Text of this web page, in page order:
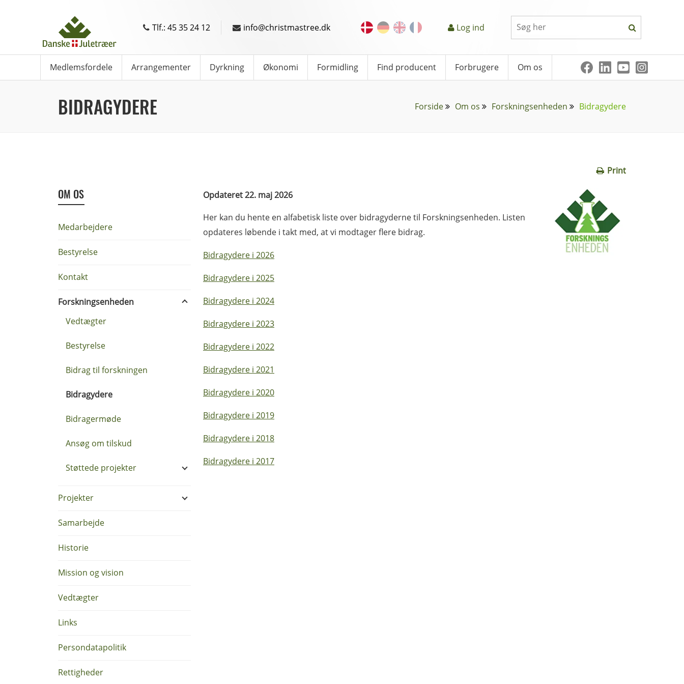
Tlf.: 45 35 24 12 info@christmastree.dk Log ind
Medlemsfordele Arrangementer Dyrkning Økonomi Formidling Find producent Forbrugere Om os
BIDRAGYDERE Forside Om os Forskningsenheden Bidragydere
Print
OM OS
Medarbejdere
Bestyrelse
Kontakt
Forskningsenheden
Vedtægter
Bestyrelse
Bidrag til forskningen
Bidragydere
Bidragermøde
Ansøg om tilskud
Støttede projekter
Projekter
Samarbejde
Historie
Mission og vision
Vedtægter
Links
Persondatapolitik
Rettigheder
Opdateret 22. maj 2026
Her kan du hente en alfabetisk liste over bidragyderne til Forskningsenheden. Listen
opdateres løbende i takt med, at vi modtager flere bidrag.
Bidragydere i 2026
Bidragydere i 2025
Bidragydere i 2024
Bidragydere i 2023
Bidragydere i 2022
Bidragydere i 2021
Bidragydere i 2020
Bidragydere i 2019
Bidragydere i 2018
Bidragydere i 2017